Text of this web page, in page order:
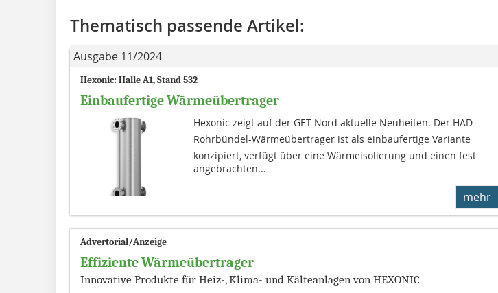
Thematisch passende Artikel:
Ausgabe 11/2024
Hexonic: Halle A1, Stand 532
Einbaufertige Wärmeübertrager
Hexonic zeigt auf der GET Nord aktuelle Neuheiten. Der HAD
Rohrbündel-Wärmeübertrager ist als einbaufertige Variante
konzipiert, verfügt über eine Wärmeisolierung und einen fest
angebrachten...
mehr
Advertorial/Anzeige
Effiziente Wärmeübertrager
Innovative Produkte für Heiz-, Klima- und Kälteanlagen von HEXONIC